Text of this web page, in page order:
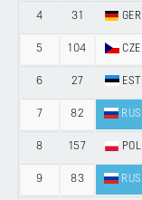
4 31 GER
5 104 CZE
6 27 EST
7 82 RUS
8 157 POL
9 83 RUS